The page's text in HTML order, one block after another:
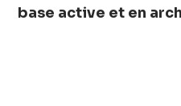
base active et en